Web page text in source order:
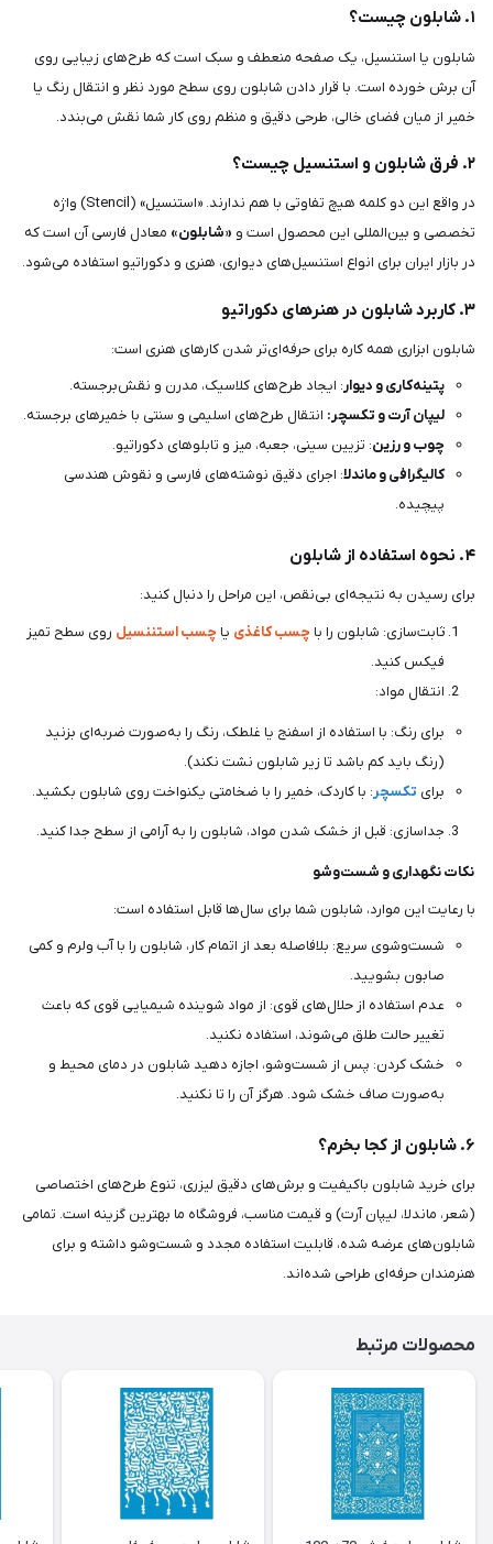
۱. شابلون چیست؟
شابلون یا استنسیل، یک صفحه منعطف و سبک است که طرح‌های زیبایی روی
آن برش خورده است. با قرار دادن شابلون روی سطح مورد نظر و انتقال رنگ یا
خمیر از میان فضای خالی، طرحی دقیق و منظم روی کار شما نقش می‌بندد.
۲. فرق شابلون و استنسیل چیست؟
در واقع این دو کلمه هیچ تفاوتی با هم ندارند. «استنسیل» (Stencil) واژه
تخصصی و بین‌المللی این محصول است و «شابلون» معادل فارسی آن است که
در بازار ایران برای انواع استنسیل‌های دیواری، هنری و دکوراتیو استفاده می‌شود.
۳. کاربرد شابلون در هنرهای دکوراتیو
شابلون ابزاری همه کاره برای حرفه‌ای‌تر شدن کارهای هنری است:
پتینه‌کاری و دیوار: ایجاد طرح‌های کلاسیک، مدرن و نقش‌برجسته.
لیپان آرت و تکسچر: انتقال طرح‌های اسلیمی و سنتی با خمیرهای برجسته.
چوب و رزین: تزیین سینی، جعبه، میز و تابلوهای دکوراتیو.
کالیگرافی و ماندلا: اجرای دقیق نوشته‌های فارسی و نقوش هندسی
پیچیده.
۴. نحوه استفاده از شابلون
برای رسیدن به نتیجه‌ای بی‌نقص، این مراحل را دنبال کنید:
ثابت‌سازی: شابلون را با چسب کاغذی یا چسب استننسیل روی سطح تمیز
فیکس کنید.
انتقال مواد:
برای رنگ: با استفاده از اسفنج یا غلطک، رنگ را به‌صورت ضربه‌ای بزنید
(رنگ باید کم باشد تا زیر شابلون نشت نکند).
برای تکسچر: با کاردک، خمیر را با ضخامتی یکنواخت روی شابلون بکشید.
جداسازی: قبل از خشک شدن مواد، شابلون را به آرامی از سطح جدا کنید.
نکات نگهداری و شست‌وشو
با رعایت این موارد، شابلون شما برای سال‌ها قابل استفاده است:
شست‌وشوی سریع: بلافاصله بعد از اتمام کار، شابلون را با آب ولرم و کمی
صابون بشویید.
عدم استفاده از حلال‌های قوی: از مواد شوینده شیمیایی قوی که باعث
تغییر حالت طلق می‌شوند، استفاده نکنید.
خشک کردن: پس از شست‌وشو، اجازه دهید شابلون در دمای محیط و
به‌صورت صاف خشک شود. هرگز آن را تا نکنید.
۶. شابلون از کجا بخرم؟
برای خرید شابلون باکیفیت و برش‌های دقیق لیزری، تنوع طرح‌های اختصاصی
(شعر، ماندلا، لیپان آرت) و قیمت مناسب، فروشگاه ما بهترین گزینه است. تمامی
شابلون‌های عرضه شده، قابلیت استفاده مجدد و شست‌وشو داشته و برای
هنرمندان حرفه‌ای طراحی شده‌اند.
محصولات مرتبط